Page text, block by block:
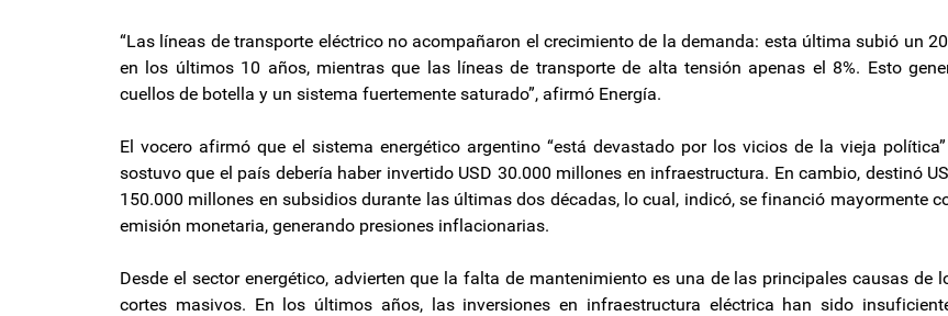
“Las líneas de transporte eléctrico no acompañaron el crecimiento de la demanda: esta última subió un
en los últimos 10 años, mientras que las líneas de transporte de alta tensión apenas el 8%. Esto
cuellos de botella y un sistema fuertemente saturado”, afirmó Energía.
El vocero afirmó que el sistema energético argentino “está devastado por los vicios de la vieja
sostuvo que el país debería haber invertido USD 30.000 millones en infraestructura. En cambio, destinó
150.000 millones en subsidios durante las últimas dos décadas, lo cual, indicó, se financió mayormente
emisión monetaria, generando presiones inflacionarias.
Desde el sector energético, advierten que la falta de mantenimiento es una de las principales causas de
cortes masivos. En los últimos años, las inversiones en infraestructura eléctrica han sido